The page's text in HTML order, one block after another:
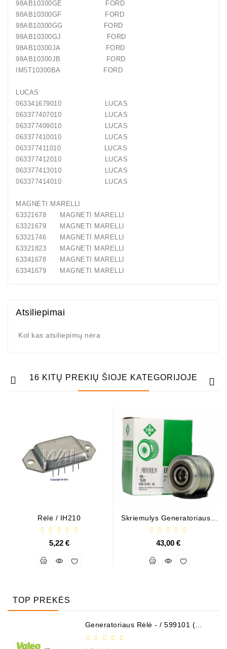
98AB10300GE FORD
98AB10300GF FORD
98AB10300GG FORD
98AB10300GJ FORD
98AB10300JA FORD
98AB10300JB FORD
IM5T10300BA FORD
LUCAS
063341679010 LUCAS
063377407010 LUCAS
063377409010 LUCAS
063377410010 LUCAS
063377411010 LUCAS
063377412010 LUCAS
063377413010 LUCAS
063377414010 LUCAS
MAGNETI MARELLI
63321678 MAGNETI MARELLI
63321679 MAGNETI MARELLI
63321746 MAGNETI MARELLI
63321823 MAGNETI MARELLI
63341678 MAGNETI MARELLI
63341679 MAGNETI MARELLI
Atsiliepimai
Kol kas atsiliepimų nėra
16 KITŲ PREKIŲ ŠIOJE KATEGORIJOJE
Rėlė / IH210
5,22 €
Skriemulys Generatoriaus /
F-568861 INA
43,00 €
TOP PREKĖS
Generatoriaus Rėlė - / 599101 (